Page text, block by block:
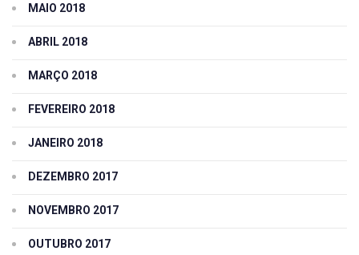
MAIO 2018
ABRIL 2018
MARÇO 2018
FEVEREIRO 2018
JANEIRO 2018
DEZEMBRO 2017
NOVEMBRO 2017
OUTUBRO 2017